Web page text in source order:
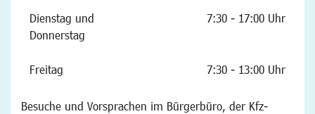
Dienstag und
Donnerstag
7:30 - 17:00 Uhr
Freitag 7:30 - 13:00 Uhr
Besuche und Vorsprachen im Bürgerbüro, der Kfz-